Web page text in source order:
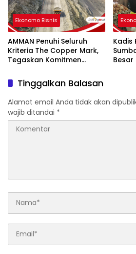
Ekonomo Bisnis
AMMAN Penuhi Seluruh
Kriteria The Copper Mark,
Tegaskan Komitmen
Bertanggung Jawab
Kadis
Tinggalkan Balasan
Alamat email Anda tidak akan
wajib ditandai *